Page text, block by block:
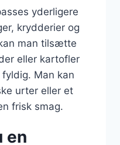
yderligere
krydderier og
man tilsætte
eller kartofler
Man kan
urter eller et
frisk smag.
en